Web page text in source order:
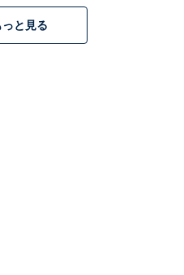
きれば、感染リスクは軽
／奈良県）」などの声も。
と見る